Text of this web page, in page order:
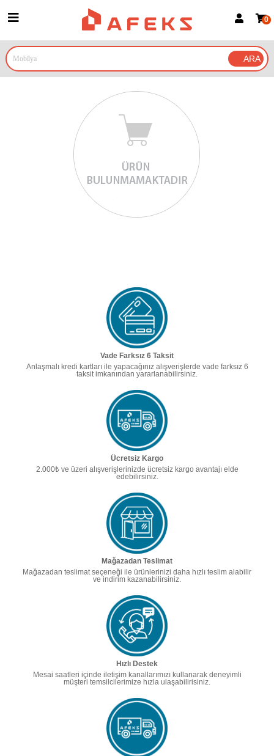
Google İle Bağlan
0
Vade Farksız 6 Taksit
Anlaşmalı kredi kartları ile yapacağınız alışverişlerde vade farksız 6
taksit imkanından yararlanabilirsiniz.
Ücretsiz Kargo
2.000₺ ve üzeri alışverişlerinizde ücretsiz kargo avantajı elde
edebilirsiniz.
Mağazadan Teslimat
Mağazadan teslimat seçeneği ile ürünlerinizi daha hızlı teslim alabilir
ve indirim kazanabilirsiniz.
Hızlı Destek
Mesai saatleri içinde iletişim kanallarımızı kullanarak deneyimli
müşteri temsilcilerimize hızla ulaşabilirisiniz.